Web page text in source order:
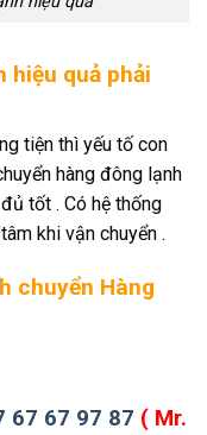
hiệu quả phải
tiện thì yếu tố con
hàng đông lạnh
tốt . Có hệ thống
khi vận chuyển .
chuyển Hàng
67 67 97 87 ( Mr.